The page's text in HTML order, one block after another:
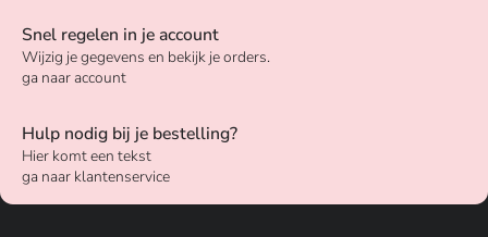
Snel regelen in je account
Wijzig je gegevens en bekijk je orders.
ga naar account
Hulp nodig bij je bestelling?
Hier komt een tekst
ga naar klantenservice